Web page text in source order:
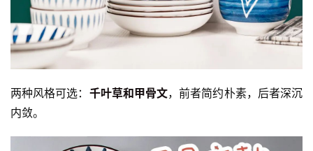
两种风格可选： 千叶草和甲骨文，前者简约朴素，后者深沉
内敛。